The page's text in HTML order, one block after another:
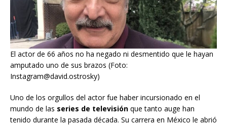
El actor de 66 años no ha negado ni desmentido que le hayan
amputado uno de sus brazos (Foto:
Instagram@david.ostrosky)
Uno de los orgullos del actor fue haber incursionado en el
mundo de las series de televisión que tanto auge han
tenido durante la pasada década. Su carrera en México le abrió